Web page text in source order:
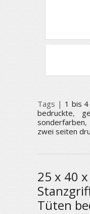
Tags | 1 bis
bedruckte,
sonderfarben,
zwei seiten
25 x 40
Tüten